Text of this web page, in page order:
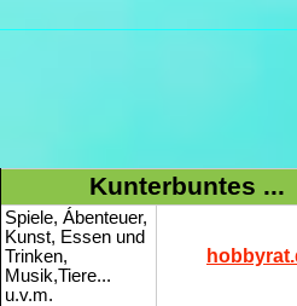
Kunterbuntes ...
Spiele, Ábenteuer,
Kunst, Essen und
Trinken,
Musik,Tiere...
u.v.m.